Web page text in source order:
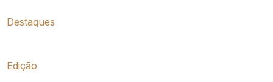
Destaques
Edição